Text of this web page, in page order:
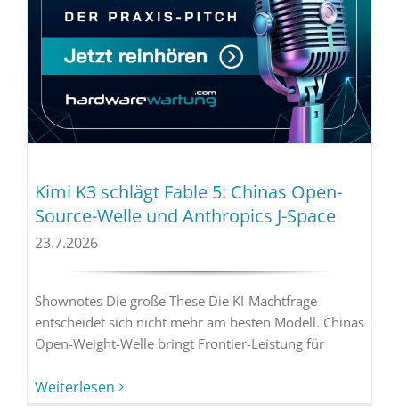
Kimi K3 schlägt Fable 5: Chinas Open-
Source-Welle und Anthropics J-Space
23.7.2026
Shownotes Die große These Die KI-Machtfrage
entscheidet sich nicht mehr am besten Modell. Chinas
Open-Weight-Welle bringt Frontier-Leistung für
Weiterlesen